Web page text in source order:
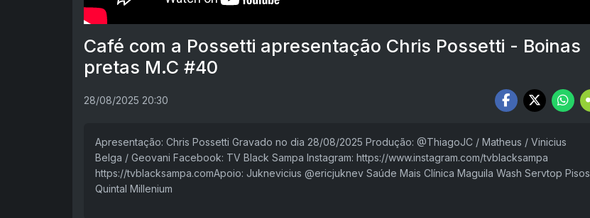
Café com a Possetti apresentação Chris Possetti - Boinas
pretas M.C #40
28/08/2025 20:30
Apresentação: Chris Possetti Gravado no dia 28/08/2025 Produção: @ThiagoJC / Matheus / Vinicius
Belga / Geovani Facebook: TV Black Sampa Instagram: https://www.instagram.com/tvblacksampa
https://tvblacksampa.com​ Apoio: Juknevicius @ericjuknev Saúde Mais Clínica Maguila Wash Servtop Pisos
Quintal Millenium